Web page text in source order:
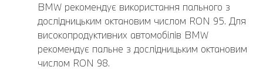
BMW рекомендує використання пального з
дослідницьким октановим числом RON 95. Для
високопродуктивних автомобілів BMW
рекомендує пальне з дослідницьким октановим
числом RON 98.